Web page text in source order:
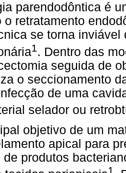
parendodôntica é
o retratamento
se torna
1 . Dentro das
seguida de
o seccionamento
de uma
selador ou
objetivo de um
apical para
de produtos
1